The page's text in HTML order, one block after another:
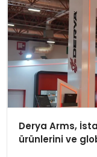
Derya Arms,
ürünlerini ve